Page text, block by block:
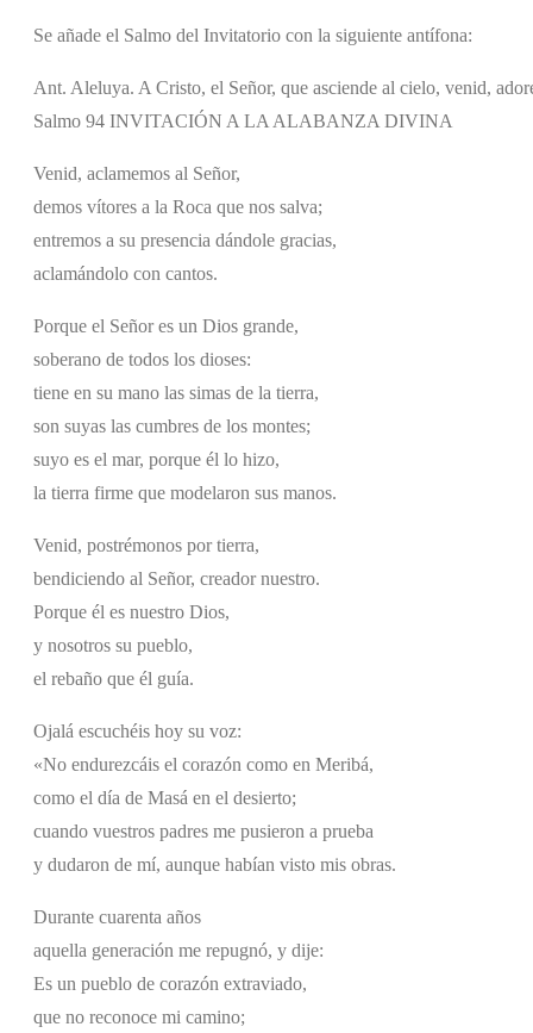
Se añade el Salmo del Invitatorio con la siguiente antífona:
Ant. Aleluya. A Cristo, el Señor, que asciende al cielo, venid,
Salmo 94 INVITACIÓN A LA ALABANZA DIVINA
Venid, aclamemos al Señor,
demos vítores a la Roca que nos salva;
entremos a su presencia dándole gracias,
aclamándolo con cantos.
Porque el Señor es un Dios grande,
soberano de todos los dioses:
tiene en su mano las simas de la tierra,
son suyas las cumbres de los montes;
suyo es el mar, porque él lo hizo,
la tierra firme que modelaron sus manos.
Venid, postrémonos por tierra,
bendiciendo al Señor, creador nuestro.
Porque él es nuestro Dios,
y nosotros su pueblo,
el rebaño que él guía.
Ojalá escuchéis hoy su voz:
«No endurezcáis el corazón como en Meribá,
como el día de Masá en el desierto;
cuando vuestros padres me pusieron a prueba
y dudaron de mí, aunque habían visto mis obras.
Durante cuarenta años
aquella generación me repugnó, y dije:
Es un pueblo de corazón extraviado,
que no reconoce mi camino;